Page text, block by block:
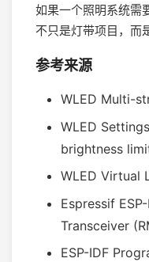
如果一个照明系统需
不只是灯带项目，而
参考来源
WLED Multi-
WLED
brightness
WLED Virtual
Espressif
Transceiver
ESP-IDF